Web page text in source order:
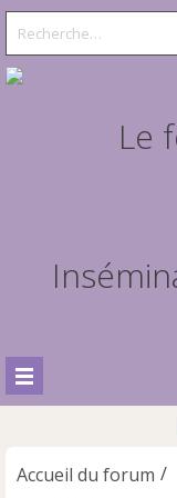
Accueil du forum